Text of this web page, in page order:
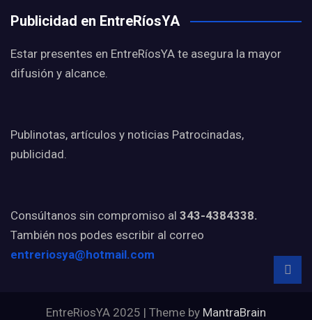
Publicidad en EntreRíosYA
Estar presentes en EntreRíosYA te asegura la mayor
difusión y alcance.
Publinotas, artículos y noticias Patrocinadas,
publicidad.
Consúltanos sin compromiso al 343-4384338.
También nos podes escribir al correo
entreriosya@hotmail.com
EntreRiosYA 2025 | Theme by MantraBrain